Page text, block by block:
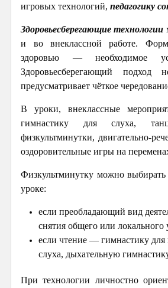
игровых технологий,педагогику
Здоровьесберегающие технологии
и во внеклассной работе.
здоровью — необходимое
Здоровьесберегающий подход
предусматривает чёткое
В уроки, внеклассные
гимнастику для слуха,
физкультминутки, двигательно-
оздоровительные игры на
Физкультминутку можно выбирать
уроке:
если преобладающий вид
снятия общего или
если чтение — гимнастику
слуха, дыхательную
При технологии личностно